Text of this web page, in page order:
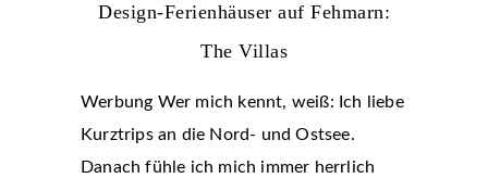
Design-Ferienhäuser auf Fehmarn:
The Villas
Werbung Wer mich kennt, weiß: Ich liebe
Kurztrips an die Nord- und Ostsee.
Danach fühle ich mich immer herrlich